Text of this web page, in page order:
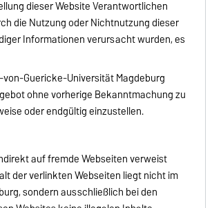
dieser Website Verantwortlichen
die Nutzung oder Nichtnutzung dieser
Informationen verursacht wurden, es
Guericke-Universität Magdeburg
ohne vorherige Bekanntmachung zu
oder endgültig einzustellen.
auf fremde Webseiten verweist
der verlinkten Webseiten liegt nicht im
sondern ausschließlich bei den